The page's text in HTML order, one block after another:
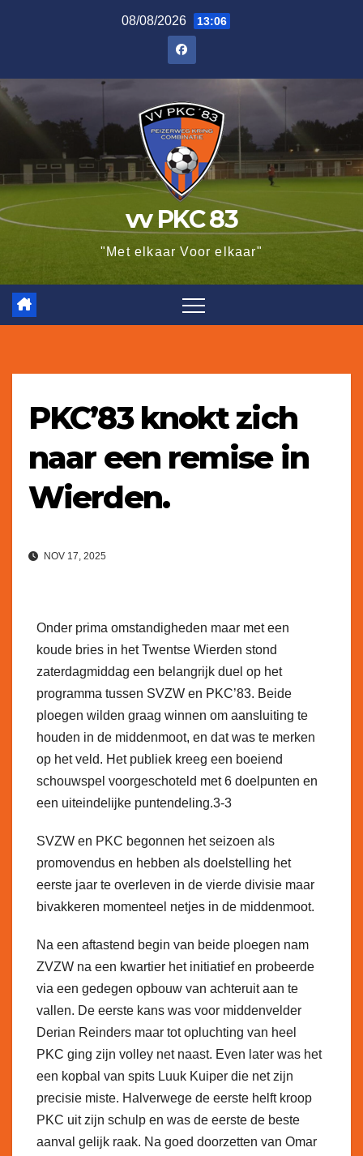
08/08/2026 13:06
vv PKC 83
"Met elkaar Voor elkaar"
PKC’83 knokt zich
naar een remise in
Wierden.
NOV 17, 2025
Onder prima omstandigheden maar met een
koude bries in het Twentse Wierden stond
zaterdagmiddag een belangrijk duel op het
programma tussen SVZW en PKC’83. Beide
ploegen wilden graag winnen om aansluiting te
houden in de middenmoot, en dat was te merken
op het veld. Het publiek kreeg een boeiend
schouwspel voorgeschoteld met 6 doelpunten en
een uiteindelijke puntendeling.3-3
SVZW en PKC begonnen het seizoen als
promovendus en hebben als doelstelling het
eerste jaar te overleven in de vierde divisie maar
bivakkeren momenteel netjes in de middenmoot.
Na een aftastend begin van beide ploegen nam
ZVZW na een kwartier het initiatief en probeerde
via een gedegen opbouw van achteruit aan te
vallen. De eerste kans was voor middenvelder
Derian Reinders maar tot opluchting van heel
PKC ging zijn volley net naast. Even later was het
een kopbal van spits Luuk Kuiper die net zijn
precisie miste. Halverwege de eerste helft kroop
PKC uit zijn schulp en was de eerste de beste
aanval gelijk raak. Na goed doorzetten van Omar